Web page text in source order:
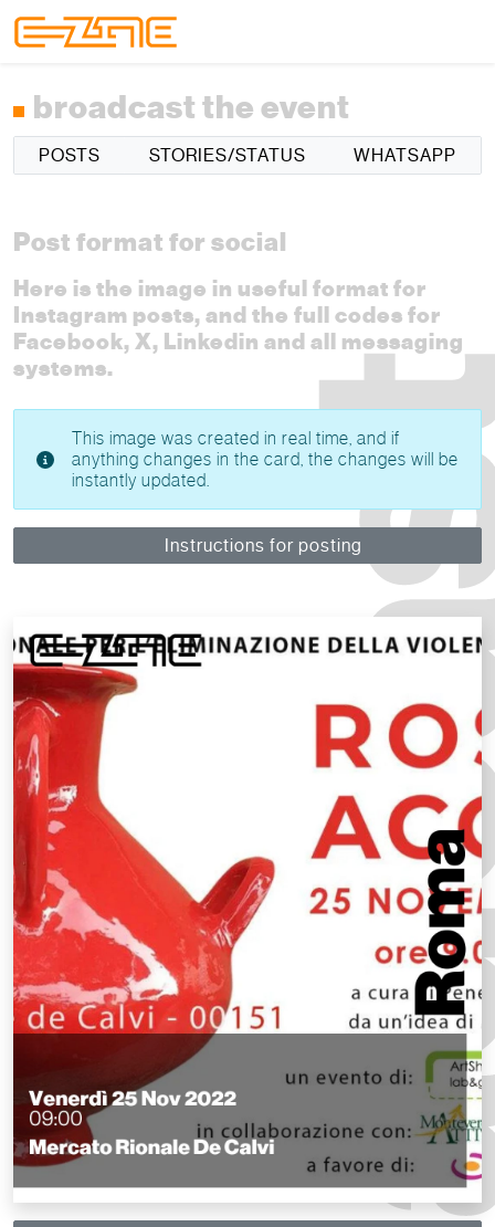
broadcast the event
POSTS STORIES/STATUS WHATSAPP
Post format for social
Here is the image in useful format for
Instagram posts, and the full codes for
Facebook, X, Linkedin and all messaging
systems.
This image was created in real time, and if
anything changes in the card, the changes will be
instantly updated.
Instructions for posting